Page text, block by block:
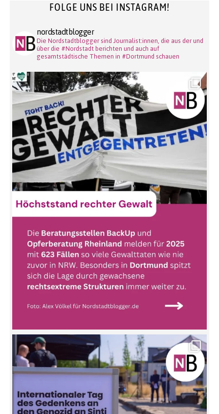
FOLGE UNS BEI INSTAGRAM!
nordstadtblogger
Die Nordstadtblogger sind Journalist:innen, die aus der und
über die #Nordstadt berichten und auch auf
gesamtstädtische Themen in #Dortmund schauen